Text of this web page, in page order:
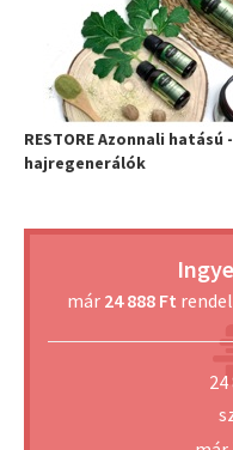
RESTORE Azonnali
hajregenerálók
már 24 888 Ft